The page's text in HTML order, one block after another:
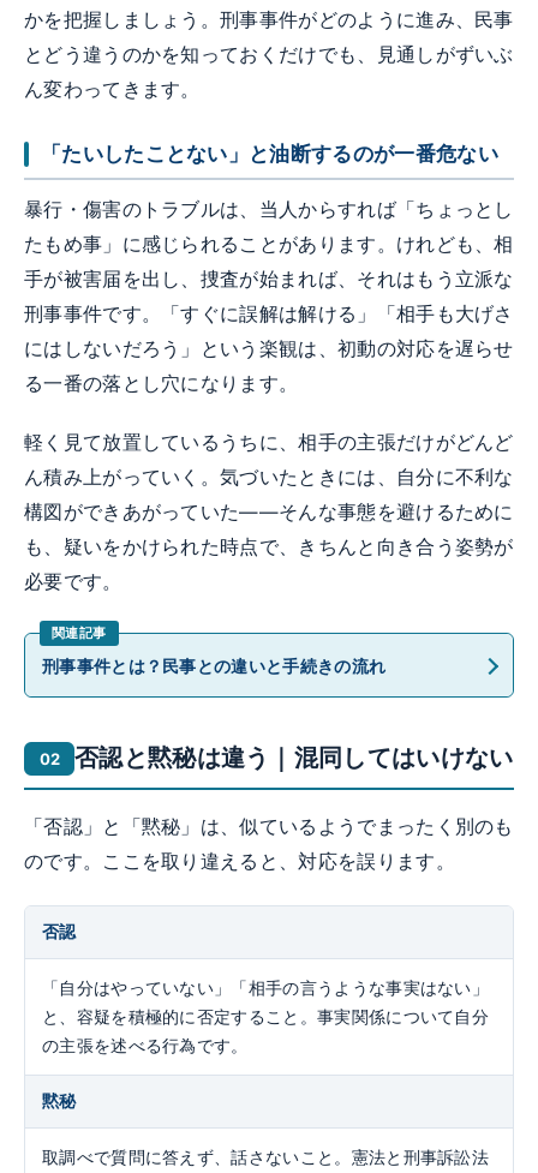
かを把握しましょう。刑事事件がどのように進み、民事
とどう違うのかを知っておくだけでも、見通しがずいぶ
ん変わってきます。
「たいしたことない」と油断するのが一番危ない
暴行・傷害のトラブルは、当人からすれば「ちょっとし
たもめ事」に感じられることがあります。けれども、相
手が被害届を出し、捜査が始まれば、それはもう立派な
刑事事件です。「すぐに誤解は解ける」「相手も大げさ
にはしないだろう」という楽観は、初動の対応を遅らせ
る一番の落とし穴になります。
軽く見て放置しているうちに、相手の主張だけがどんど
ん積み上がっていく。気づいたときには、自分に不利な
構図ができあがっていた——そんな事態を避けるために
も、疑いをかけられた時点で、きちんと向き合う姿勢が
必要です。
刑事事件とは？民事との違いと手続きの流れ
否認と黙秘は違う｜混同してはいけない
「否認」と「黙秘」は、似ているようでまったく別のも
のです。ここを取り違えると、対応を誤ります。
否認
「自分はやっていない」「相手の言うような事実はない」
と、容疑を積極的に否定すること。事実関係について自分
の主張を述べる行為です。
黙秘
取調べで質問に答えず、話さないこと。憲法と刑事訴訟法